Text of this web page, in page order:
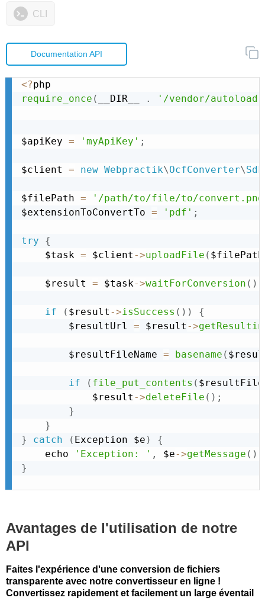
CLI
Documentation API
<?
require_once ( __DIR__ . '/vendor/
$apiKey = 'myApiKey' ;
$client = new Webpractik\OcfConverter\Sdk
$filePath =
'/path/to/file/to/
$extensionToConvertTo = 'pdf' ;
try
{
    $task
= $client ->uploadFile ( $filePath
    $result
= $task->waitForConversion ( )
if ( $result ->isSuccess ( ) )
{
        $resultUrl
= $result ->
        $resultFileName
= basename (
if ( file_put_contents (
            $result
->deleteFile ( ) ;
}
}
}
catch ( Exception $e )
{
    echo
'Exception: ' , $e->getMessage ( )
}
Avantages de l'utilisation de notre
API
Faites l'expérience d'une conversion de fichiers
transparente avec notre convertisseur en ligne !
Convertissez rapidement et facilement un large éventail